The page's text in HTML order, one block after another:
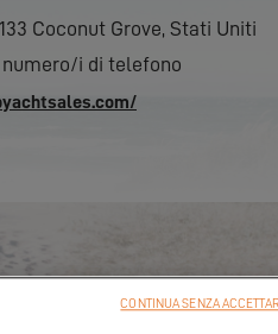
Coconut Grove, Stati Uniti
i di telefono
YACHT
(*) sono obbligatori
CONTINUA SENZA